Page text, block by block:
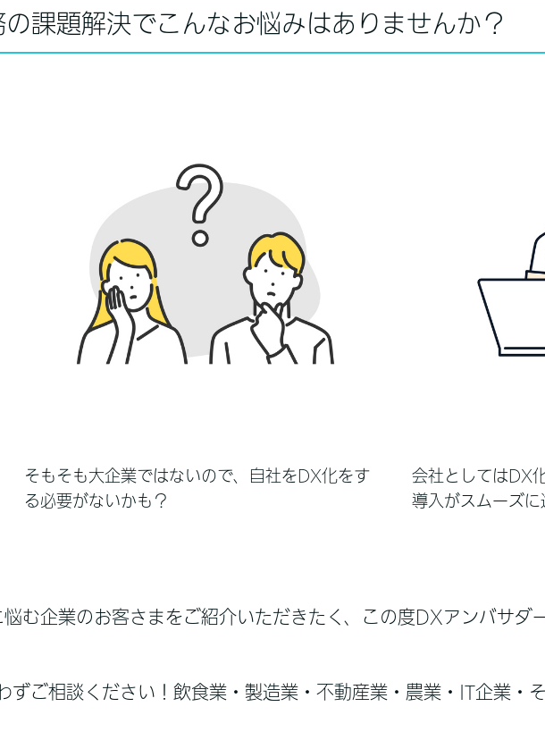
課題解決でこんなお悩みはありませんか？
そもそも大企業ではないので、自社をDX化をす
る必要がないかも？
会社としてはDX
導入がスムーズに
む企業のお客さまをご紹介いただきたく、この度DXアンバサダ
ずご相談ください！飲食業・製造業・不動産業・農業・IT企業・